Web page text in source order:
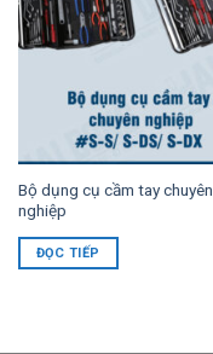
Bộ dụng cụ cầm tay chuyên
nghiệp
ĐỌC TIẾP